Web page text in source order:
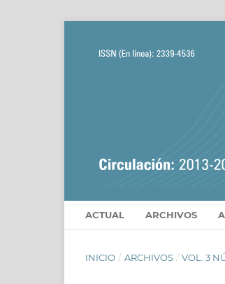
ACTUAL ARCHIVOS
INICIO / ARCHIVOS / VOL. 3